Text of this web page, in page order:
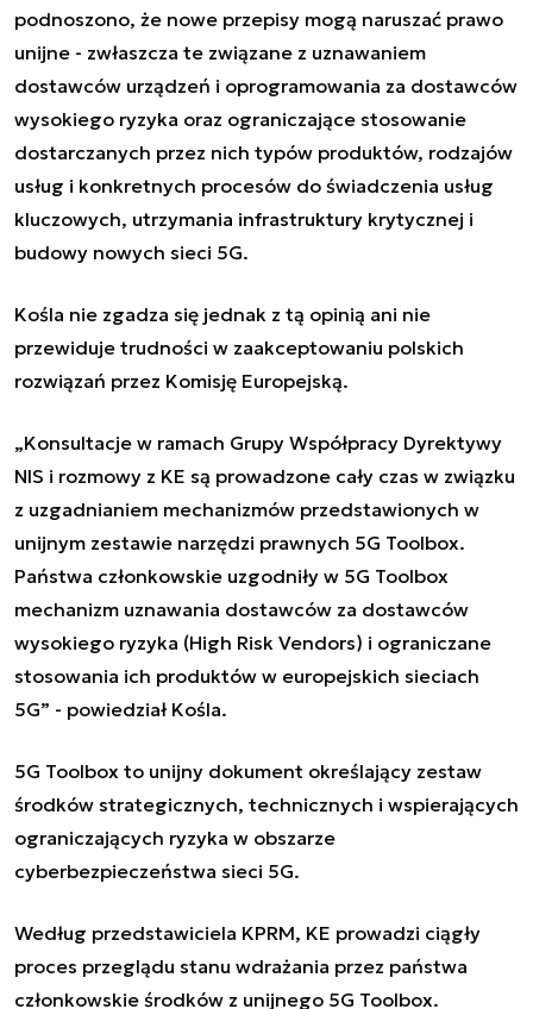
podnoszono, że nowe przepisy mogą naruszać prawo
unijne - zwłaszcza te związane z uznawaniem
dostawców urządzeń i oprogramowania za dostawców
wysokiego ryzyka oraz ograniczające stosowanie
dostarczanych przez nich typów produktów, rodzajów
usług i konkretnych procesów do świadczenia usług
kluczowych, utrzymania infrastruktury krytycznej i
budowy nowych sieci 5G.
Kośla nie zgadza się jednak z tą opinią ani nie
przewiduje trudności w zaakceptowaniu polskich
rozwiązań przez Komisję Europejską.
„Konsultacje w ramach Grupy Współpracy Dyrektywy
NIS i rozmowy z KE są prowadzone cały czas w związku
z uzgadnianiem mechanizmów przedstawionych w
unijnym zestawie narzędzi prawnych 5G Toolbox.
Państwa członkowskie uzgodniły w 5G Toolbox
mechanizm uznawania dostawców za dostawców
wysokiego ryzyka (High Risk Vendors) i ograniczane
stosowania ich produktów w europejskich sieciach
5G” - powiedział Kośla.
5G Toolbox to unijny dokument określający zestaw
środków strategicznych, technicznych i wspierających
ograniczających ryzyka w obszarze
cyberbezpieczeństwa sieci 5G.
Według przedstawiciela KPRM, KE prowadzi ciągły
proces przeglądu stanu wdrażania przez państwa
członkowskie środków z unijnego 5G Toolbox.